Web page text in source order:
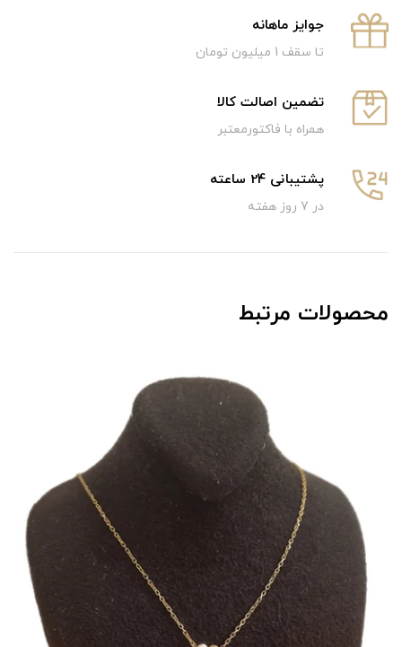
جوایز ماهانه
تا سقف 1 میلیون تومان
تضمین اصالت کالا
همراه با فاکتورمعتبر
پشتیبانی 24 ساعته
در 7 روز هفته
محصولات مرتبط